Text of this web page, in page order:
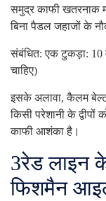
समुद्र काफी खतरनाक
बिना पैडल जहाजों के
संबंधित: एक टुकड़ा: 10
चाहिए)
इसके अलावा, कैलम बेल्ट
किसी परेशानी के
काफी आशंका है।
3रेड लाइन
फिशमैन